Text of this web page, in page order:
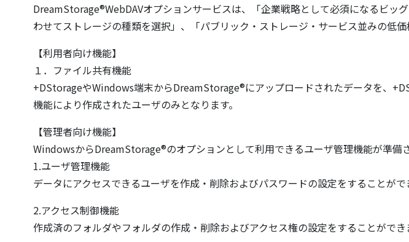
DreamStorage®WebDAVオプションサービスは、「企業戦略として必須になるビ
わせてストレージの種類を選択」、「パブリック・ストレージ・サービス並みの低
【利用者向け機能】
１．ファイル共有機能
+DStorageやWindows端末からDreamStorage®にアップロードされたデータを、
機能により作成されたユーザのみとなります。
【管理者向け機能】
WindowsからDreamStorage®のオプションとして利用できるユーザ管理機能が準備さ
1.ユーザ管理機能
データにアクセスできるユーザを作成・削除およびパスワードの設定をすることがで
2.アクセス制御機能
作成済のフォルダやフォルダの作成・削除およびアクセス権の設定をすることができ